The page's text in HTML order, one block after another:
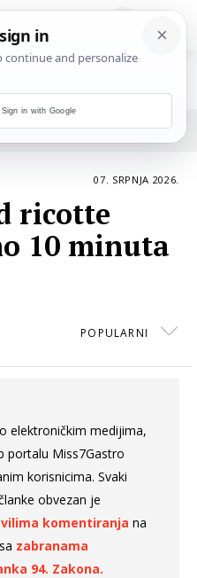
07. SRPNJA 2026.
ricotte
10 minuta
NA ČLANAK
POPULARNI
elektroničkim medijima,
portalu Miss7Gastro
korisnicima. Svaki
obvezan je
komentiranja na
zabranama
94. Zakona.
Sign in with Google